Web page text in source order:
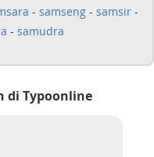
- samseng - samsir -
- samudra
di Typoonline